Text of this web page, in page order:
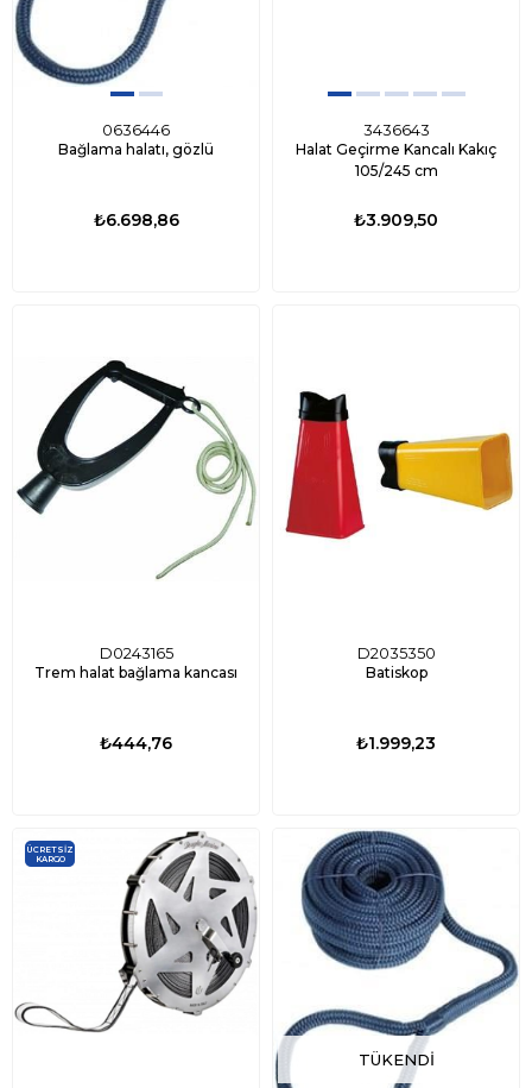
0636446
Bağlama halatı, gözlü
₺6.698,86
3436643
Halat Geçirme Kancalı Kakıç
105/245 cm
₺3.909,50
D0243165
Trem halat bağlama kancası
₺444,76
D2035350
Batiskop
₺1.999,23
ÜCRETSIZ
KARGO
TÜKENDI